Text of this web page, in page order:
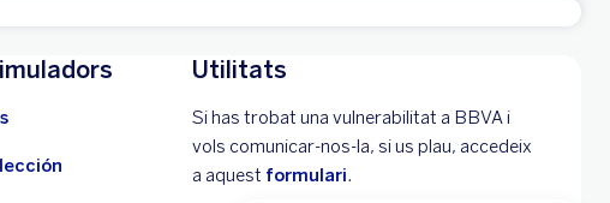
Utilitats
Si has trobat una vulnerabilitat a BBVA i
vols comunicar-nos-la, si us plau, accedeix
a aquest formulari.